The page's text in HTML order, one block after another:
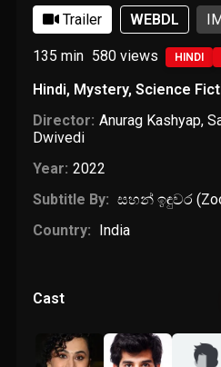
Trailer WEBDL
135 min 580views HINDI
Hindi, Mystery,Science
Director: Anurag Kashyap,
Dwivedi
Year: 2022
Subtitle By: සහන් ඉඳුවර
Country:
India
Cast